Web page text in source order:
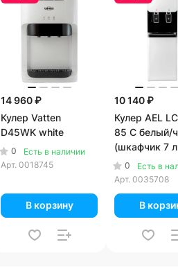
14 960 ₽
Кулер Vatten
D45WK white
0
Есть в наличии
Арт. 0018745
В корзину
10 140 ₽
Кулер AEL
85 C белый/
(шкафчик 7
0
Есть в
Арт. 0035708
В